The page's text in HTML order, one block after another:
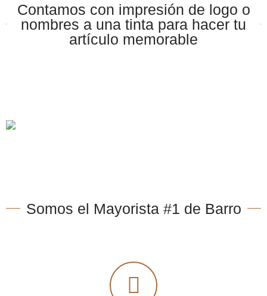
Contamos con impresión de logo o
nombres a una tinta para hacer tu
artículo memorable
Somos el Mayorista #1 de Barro